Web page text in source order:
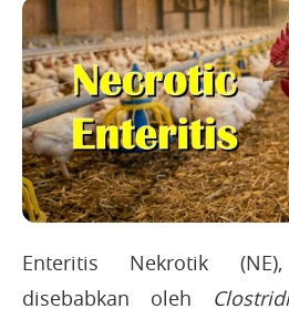
Enteritis Nekrotik
disebabkan oleh